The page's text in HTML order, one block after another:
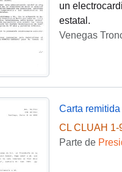
un
estatal.
Venegas
CL CLUAH 1-
Parte de